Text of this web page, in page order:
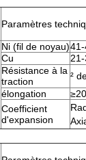
Paramètres
Ni (fil de noyau)
Cu
Résistance à la
traction
²
élongation
Coefficient
d'expansion